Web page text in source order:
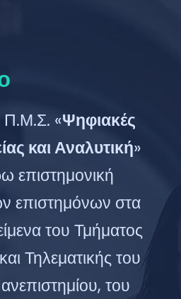
Π.Μ.Σ. «Ψηφιακές
και Αναλυτική»
επιστημονική
επιστημόνων στα
του Τμήματος
Τηλεματικής του
του